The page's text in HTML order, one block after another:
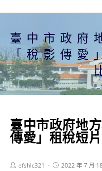
臺中市政府
「稅影傳愛
臺中市政府地
傳愛」租稅短
Postefshlc321
Post2022 年 7 月